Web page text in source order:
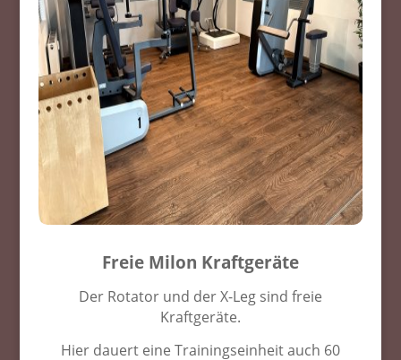
Freie Milon Kraftgeräte
Der Rotator und der X-Leg sind freie
Kraftgeräte.
Hier dauert eine Trainingseinheit auch 60